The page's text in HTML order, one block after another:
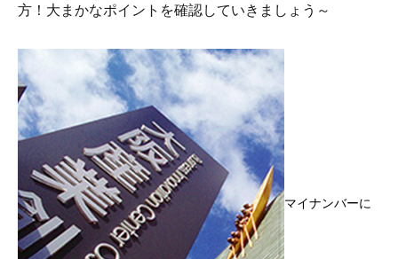
方！大まかなポイントを確認していきましょう～
マイナンバーに